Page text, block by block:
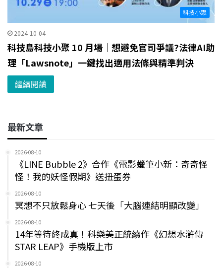
科技小聚
2024-10-04
科技島科技小聚 10 月場｜想避免官司爭議?法律AI助
理「Lawsnote」一鍵找出適用法條與精準判決
繼續閱讀
最新文章
2026-08-10
《LINE Bubble 2》合作《電影蠟筆小新：奇奇怪
怪！我的妖怪假期》送扭蛋券
2026-08-10
冥想不只放鬆身心 七天後「大腦連結明顯改變」
2026-08-10
14年等待終成真！科樂美正統續作《幻想水滸傳
STAR LEAP》手機版上市
2026-08-10